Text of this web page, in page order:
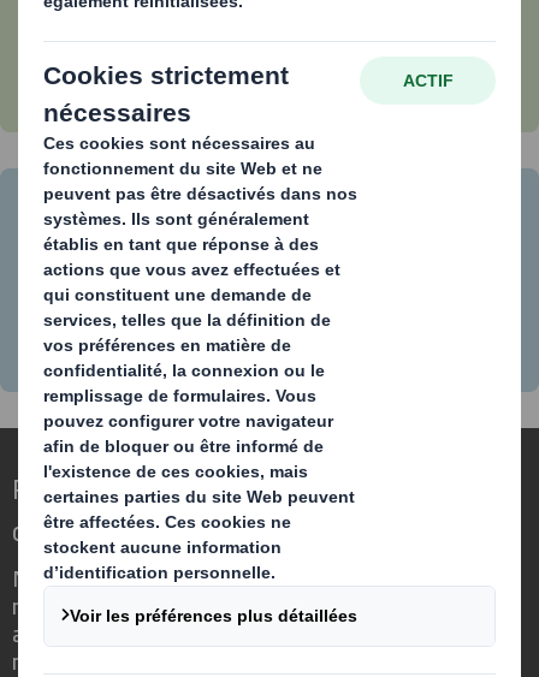
papeterie de Rouen
Comment le carton est-il recyclé ? Le
processus de recyclage du carton en 7
étapes clés
Repenser l’emballage pour un monde qui
change
Nous faisons la différence parce que
nous avons su voir en quoi l'emballage
avait un rôle important à jouer dans le
monde qui nous entoure.